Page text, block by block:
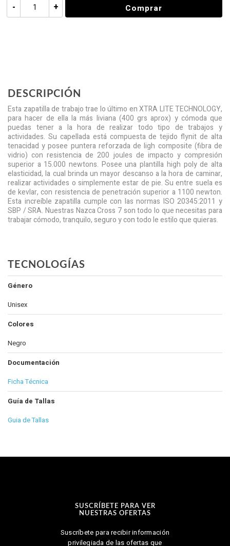
+
- Comprar
DESCRIPCIÓN
Esta zapatilla de trabajo trae lo último en XTRA LITE TECHNOLOGY,
para hacer de ella la más liviana (400 grs aprox) y cómoda que
puedas tener a la hora de realizar todo tipo de trabajos y
actividades. Su capellada está compuesta de tejido flynit de alta
tenacidad y posee puntera reforzada de ligh composite (fibra de
vidrio) con resistencia de 200 joules de impacto y compresión
superior a 15.000 newtons. Posee una plantilla high poly de alta
elasticidad, la cual brinda un mayor descanso a la hora de caminar,
realizar actividades o simplemente estar de pie. Su entre suela es
de kevlar, con resistencia de penetración superior a 1100 newton.
Esta increíble zapatilla cumple con las normas ISO 20345:2011 y
SBP / SRA. Nuestras Nazca Cross 7 son todo lo que necesitas para
trabajar cómodo, tranquilo, seguro y con todo le estilo que quieras.
TECNOLOGÍAS
Género
Unisex
Colores
Negro
Documentación
Ficha Técnica
Guía de Tallas
Guia de Tallas
SUSCRÍBETE PARA VER
NUESTRAS OFERTAS
Suscríbete para recibir información
privilegiada de las ofertas que